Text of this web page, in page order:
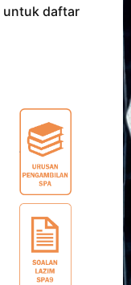
untuk daftar